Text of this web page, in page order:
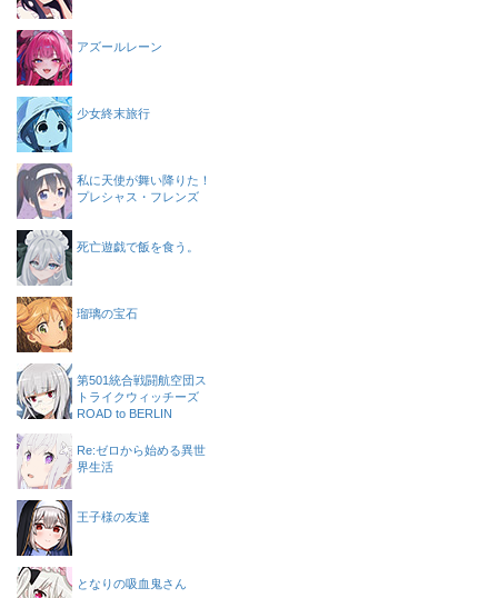
アズールレーン
少女終末旅行
私に天使が舞い降りた！
プレシャス・フレンズ
死亡遊戯で飯を食う。
瑠璃の宝石
第501統合戦闘航空団ス
トライクウィッチーズ
ROAD to BERLIN
Re:ゼロから始める異世
界生活
王子様の友達
となりの吸血鬼さん